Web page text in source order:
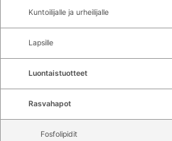
Kuntoilijalle ja urheilijalle
Lapsille
Luontaistuotteet
Rasvahapot
Fosfolipidit